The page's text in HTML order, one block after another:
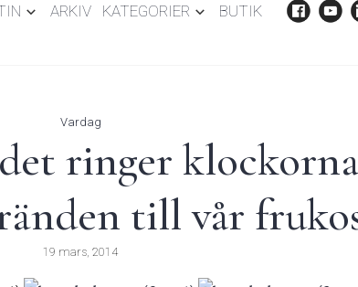
ARKIV KATEGORIER BUTIK
Vardag
ringer
till vår
19 mars, 2014